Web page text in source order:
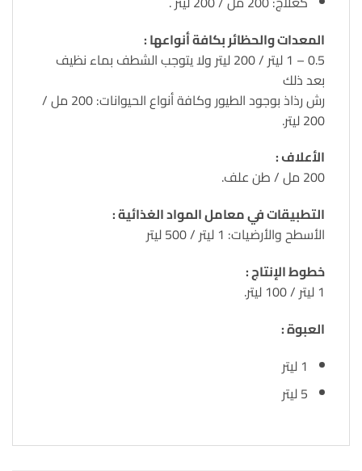
المعدات والحظائر بكافة أنواعها :
0.5 – 1 ليتر / 200 ليتر ولا يتوجب الشطف بماء نظيف
بعد ذلك
رش رذاذ بوجود الطيور وكافة أنواع الحيوانات: 200 مل /
200 ليتر.
الأعلاف :
200 مل / طن علف.
التطبيقات في معامل المواد الغذائية :
الأسطح والأرضيات: 1 ليتر / 500 ليتر
خطوط الإنتاج :
1 ليتر / 100 ليتر.
العبوة :
1 ليتر
5 ليتر